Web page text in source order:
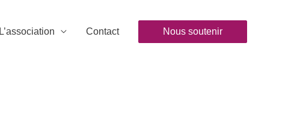
L’association Contact Nous soutenir